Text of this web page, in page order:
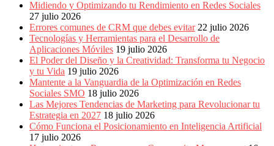
Midiendo y Optimizando tu Rendimiento en Redes Sociales
27 julio 2026
Errores comunes de CRM que debes evitar 22 julio 2026
Tecnologías y Herramientas para el Desarrollo de
Aplicaciones Móviles 19 julio 2026
El Poder del Diseño y la Creatividad: Transforma tu Negocio
y tu Vida 19 julio 2026
Mantente a la Vanguardia de la Optimización en Redes
Sociales SMO 18 julio 2026
Las Mejores Tendencias de Marketing para Revolucionar tu
Estrategia en 2027 18 julio 2026
Cómo Funciona el Posicionamiento en Inteligencia Artificial
17 julio 2026